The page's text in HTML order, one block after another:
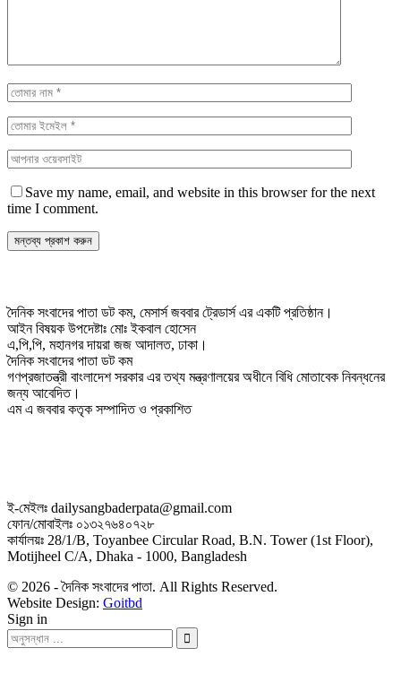
Save my name, email, and website in this browser for the next
time I comment.
দৈনিক সংবাদের পাতা ডট কম, মেসার্স জববার ট্রেডার্স এর একটি প্রতিষ্ঠান।
আইন বিষয়ক উপদেষ্টাঃ মোঃ ইকবাল হোসেন
এ,পি,পি, মহানগর দায়রা জজ আদালত, ঢাকা।
দৈনিক সংবাদের পাতা ডট কম
গণপ্রজাতন্ত্রী বাংলাদেশ সরকার এর তথ্য মন্ত্রণালয়ের অধীনে বিধি মোতাবেক নিবন্ধনের
জন্য আবেদিত।
এম এ জববার কতৃক সম্পাদিত ও প্রকাশিত
ই-মেইলঃ dailysangbaderpata@gmail.com
ফোন/মোবাইলঃ ০১৩২৭৬৪০৭২৮
কার্যালয়ঃ 28/1/B, Toyanbee Circular Road, B.N. Tower (1st Floor),
Motijheel C/A, Dhaka - 1000, Bangladesh
© 2026 - দৈনিক সংবাদের পাতা. All Rights Reserved.
Website Design: Goitbd
Sign in